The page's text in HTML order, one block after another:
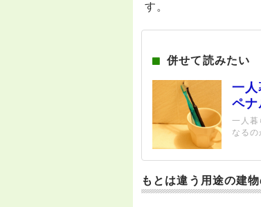
す。
併せて読みたい
一
ペナ
一人暮
なる
もとは違う用途の建